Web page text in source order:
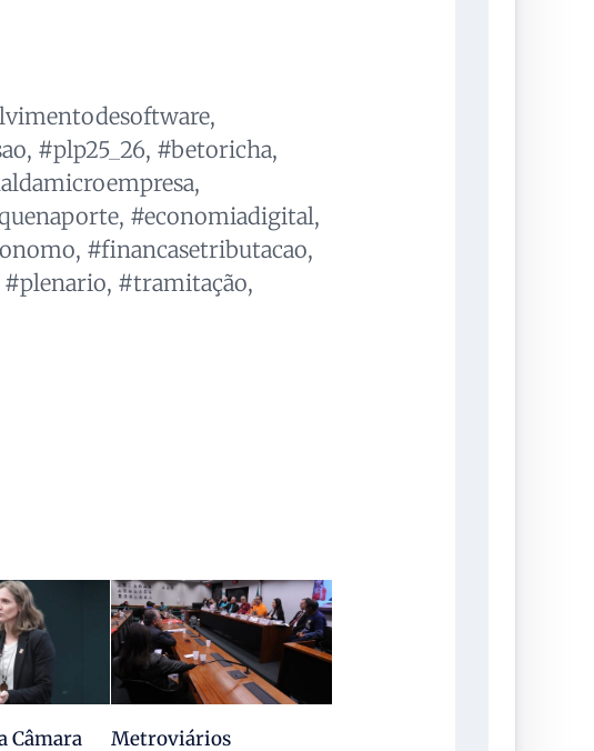
#plp25_26, #betoricha,
#economiadigital,
#financasetributacao,
#plenario, #tramitação,
Câmara Metroviários